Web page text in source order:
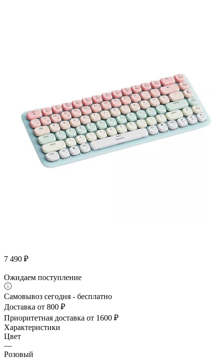
7 490 ₽
Ожидаем поступление
Самовывоз сегодня - бесплатно
Доставка от 800 ₽
Приоритетная доставка от 1600 ₽
Характеристики
Цвет
—
Розовый